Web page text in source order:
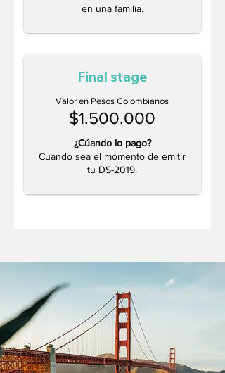
en una familia.
Final stage
Valor en Pesos Colombianos
$1.500.000
¿Cúando lo pago?
Cuando sea el momento de emitir
tu DS-2019.